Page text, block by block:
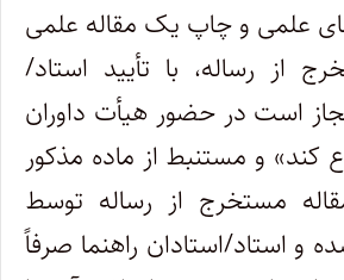
علمی و چاپ یک مقاله علمی
از رساله، با تأیید استاد/
است در حضور هیأت داوران
کند» و مستنبط از ماده مذکور
مستخرج از رساله توسط
و استاد/استادان راهنما صرفاً